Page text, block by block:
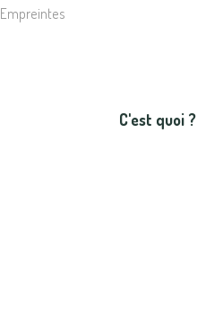
Empreintes
C'est quoi ?